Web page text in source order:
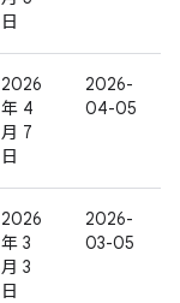
日
2026
年 4
月 7
日
2026-
04-05
2026
年 3
月 3
日
2026-
03-05